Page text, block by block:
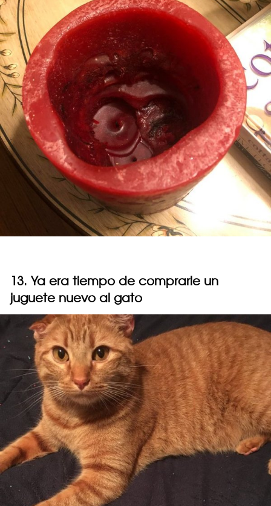
13. Ya era tiempo de comprarle un
juguete nuevo al gato